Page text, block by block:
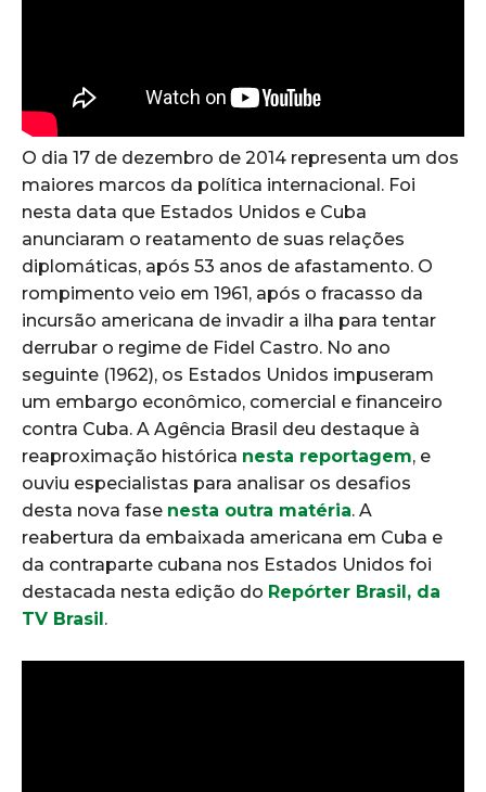
O dia 17 de dezembro de 2014 representa um dos
maiores marcos da política internacional. Foi
nesta data que Estados Unidos e Cuba
anunciaram o reatamento de suas relações
diplomáticas, após 53 anos de afastamento. O
rompimento veio em 1961, após o fracasso da
incursão americana de invadir a ilha para tentar
derrubar o regime de Fidel Castro. No ano
seguinte (1962), os Estados Unidos impuseram
um embargo econômico, comercial e financeiro
contra Cuba. A Agência Brasil deu destaque à
reaproximação histórica nesta reportagem, e
ouviu especialistas para analisar os desafios
desta nova fase nesta outra matéria. A
reabertura da embaixada americana em Cuba e
da contraparte cubana nos Estados Unidos foi
destacada nesta edição do Repórter Brasil, da
TV Brasil.